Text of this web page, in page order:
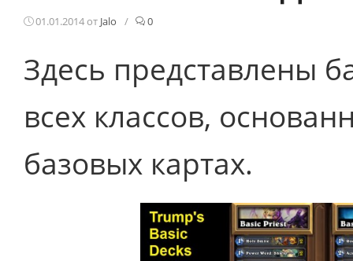
01.01.2014от Jalo / 0
Здесь представлены
всех классов,
базовых картах.